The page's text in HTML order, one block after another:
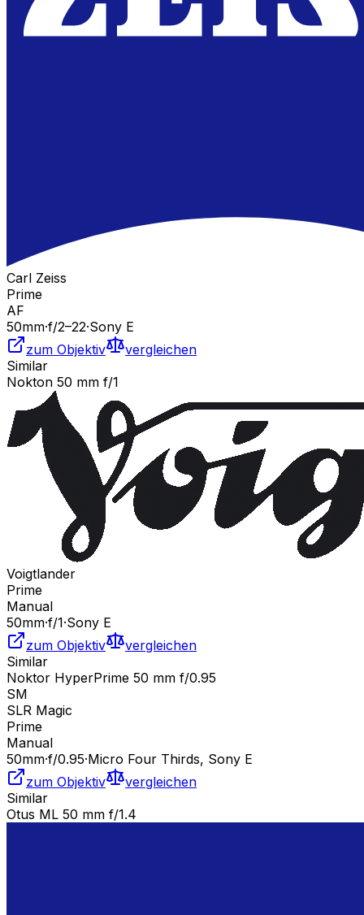
Carl Zeiss
Prime
AF
50mm·f/2–22·Sony E
zum Objektiv
vergleichen
Similar
Nokton 50 mm f/1
Voigtlander
Prime
Manual
50mm·f/1·Sony E
zum Objektiv
vergleichen
Similar
Noktor HyperPrime 50 mm f/0.95
SM
SLR Magic
Prime
Manual
50mm·f/0.95·Micro Four Thirds, Sony E
zum Objektiv
vergleichen
Similar
Otus ML 50 mm f/1.4